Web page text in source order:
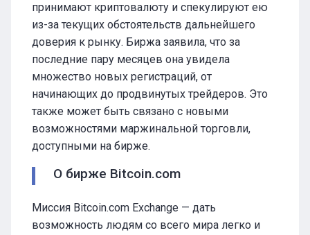
принимают криптовалюту и спекулируют ею
из-за текущих обстоятельств дальнейшего
доверия к рынку. Биржа заявила, что за
последние пару месяцев она увидела
множество новых регистраций, от
начинающих до продвинутых трейдеров. Это
также может быть связано с новыми
возможностями маржинальной торговли,
доступными на бирже.
О бирже Bitcoin.com
Миссия Bitcoin.com Exchange — дать
возможность людям со всего мира легко и